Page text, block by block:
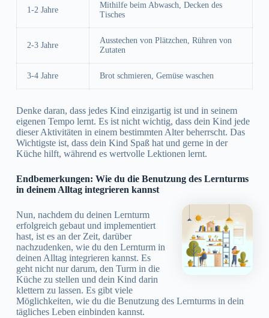
1-2 Jahre
Mithilfe beim Abwasch, Decken des
Tisches
2-3 Jahre
Ausstechen von Plätzchen, Rühren von
Zutaten
3-4 Jahre Brot schmieren, Gemüse waschen
Denke daran, dass jedes Kind einzigartig ist und in seinem
eigenen Tempo lernt. Es ist nicht wichtig, dass dein Kind jede
dieser Aktivitäten in einem bestimmten Alter beherrscht. Das
Wichtigste ist, dass dein Kind Spaß hat und gerne in der
Küche hilft, während es wertvolle Lektionen lernt.
Endbemerkungen: Wie du die Benutzung des Lernturms
in deinem Alltag integrieren kannst
Nun, nachdem du deinen Lernturm
erfolgreich gebaut und implementiert
hast, ist es an der Zeit, darüber
nachzudenken, wie du den Lernturm in
deinen Alltag integrieren kannst. Es
geht nicht nur darum, den Turm in die
Küche zu stellen und dein Kind darin
klettern zu lassen. Es gibt viele
Möglichkeiten, wie du die Benutzung des Lernturms in dein
tägliches Leben einbinden kannst.